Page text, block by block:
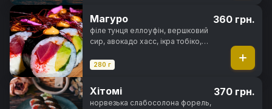
Магуро
філе тунця еллоуфін, вершковий
сир, авокадо хасс, ікра тобіко,
соус, норі, рис
280 г
360 грн.
Хітомі
норвезька слабосолона форель,
370 грн.